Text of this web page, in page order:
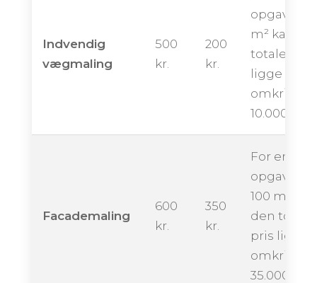
Indvendig
vægmaling
500
kr.
200
kr.
opgave på
m² kan
totale pris
ligge
omkring
10.000
Facademaling
600
kr.
350
kr.
For en
opgave på
100 m² kan
den totale
pris ligge
omkring
35.000